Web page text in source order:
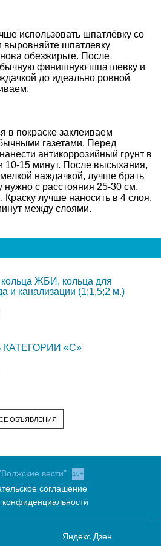
использовать шпатлёвку со
выровняйте шпатлевку
обезжирьте. После
финишную шпатлевку и
до идеально ровной
в покраске заклеиваем
газетами. Перед
антикоррозийный грунт в
10-15 минут. После высыхания,
наждачкой, лучше брать
нужно с расстояния 25-30 см,
Краску лучше наносить в 4 слоя,
между слоями.
ЖБИ, кольца для
и канализации (1;1,5;2 м.)
«C»
ОБЪЯВЛЕНИЯ
вести" 16+
соглашение
конфиденциальности
Яндекс.Дзен